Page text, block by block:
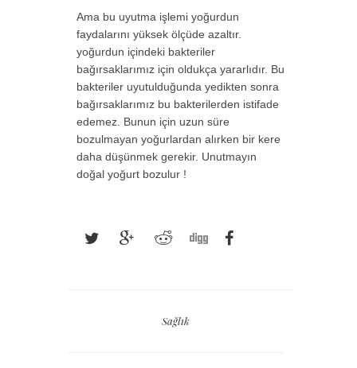
Ama bu uyutma işlemi yoğurdun
faydalarını yüksek ölçüde azaltır.
yoğurdun içindeki bakteriler
bağırsaklarımız için oldukça yararlıdır. Bu
bakteriler uyutulduğunda yedikten sonra
bağırsaklarımız bu bakterilerden istifade
edemez. Bunun için uzun süre
bozulmayan yoğurlardan alırken bir kere
daha düşünmek gerekir. Unutmayın
doğal yoğurt bozulur !
Sağlık